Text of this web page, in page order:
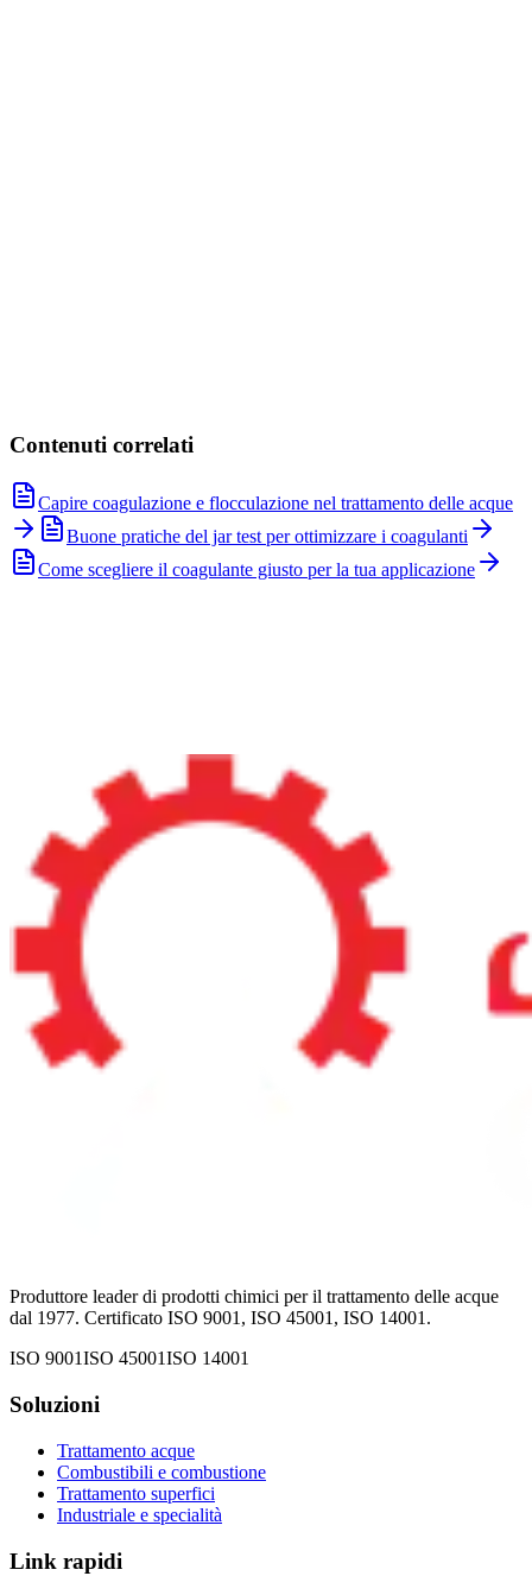
Contenuti correlati
Capire coagulazione e flocculazione nel trattamento delle acque
Buone pratiche del jar test per ottimizzare i coagulanti
Come scegliere il coagulante giusto per la tua applicazione
Produttore leader di prodotti chimici per il trattamento delle acque
dal 1977. Certificato ISO 9001, ISO 45001, ISO 14001.
ISO 9001ISO 45001ISO 14001
Soluzioni
Trattamento acque
Combustibili e combustione
Trattamento superfici
Industriale e specialità
Link rapidi